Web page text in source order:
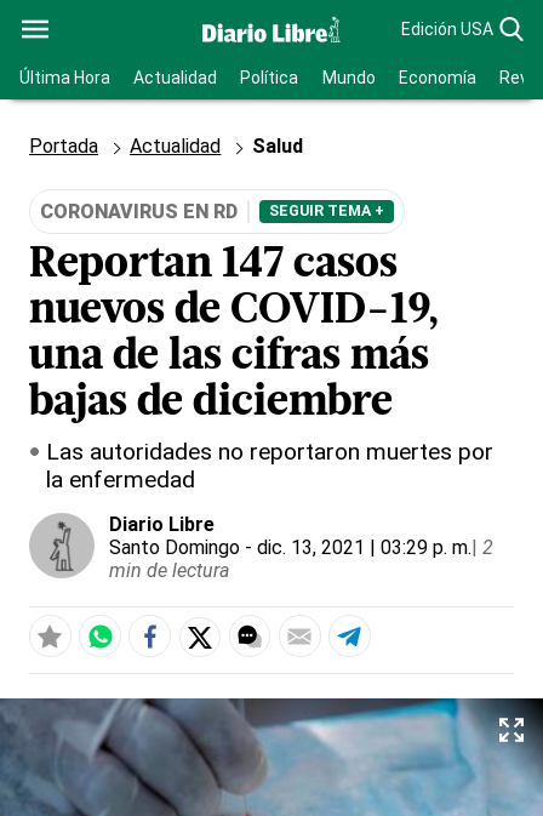
Edición USA
Última Hora Actualidad Política Mundo Economía
Portada Actualidad Salud
CORONAVIRUS EN RD SEGUIR TEMA +
Reportan 147 casos
nuevos de COVID-19,
una de las cifras más
bajas de diciembre
Las autoridades no reportaron muertes por
la enfermedad
Diario Libre
Santo Domingo - dic. 13, 2021 | 03:29 p. m.| 2
min de lectura